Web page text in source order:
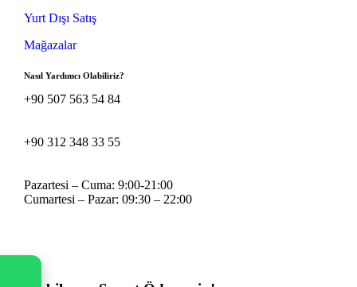
Yurt Dışı Satış
Mağazalar
Nasıl Yardımcı Olabiliriz?
+90 507 563 54 84
+90 312 348 33 55
Pazartesi – Cuma: 9:00-21:00
Cumartesi – Pazar: 09:30 – 22:00